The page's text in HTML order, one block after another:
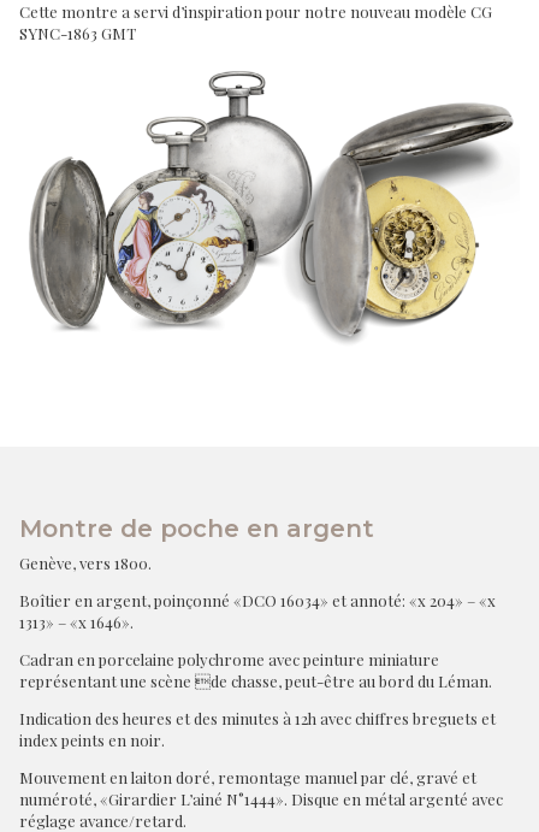
Cette montre a servi d’inspiration pour notre nouveau modèle CG
SYNC-1863 GMT
Montre de poche en argent
Genève, vers 1800.
Boîtier en argent, poinçonné «DCO 16034» et annoté: «x 204» – «x
1313» – «x 1646».
Cadran en porcelaine polychrome avec peinture miniature
représentant une scène de chasse, peut-être au bord du Léman.
Indication des heures et des minutes à 12h avec chiffres breguets et
index peints en noir.
Mouvement en laiton doré, remontage manuel par clé, gravé et
numéroté, «Girardier L’ainé N°1444». Disque en métal argenté avec
réglage avance/retard.